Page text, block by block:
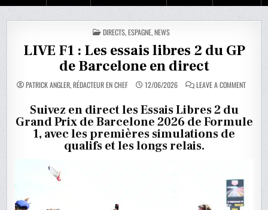
POSTED
IN
DIRECTS,ESPAGNE,NEWS
LIVE F1 : Les essais libres 2 du GP
de Barcelone en direct
PATRICK ANGLER, RÉDACTEUR EN CHEF 12/06/2026 LEAVE A COMMENTON
LIVE
ESSAIS
LIBRES
Suivez en direct les Essais Libres 2 du
Grand Prix de Barcelone 2026 de Formule
1, avec les premières simulations de
qualifs et les longs relais.